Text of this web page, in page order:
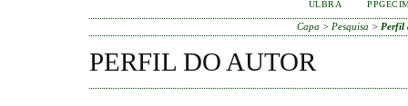
ULBRA
Capa > Pesquisa > Perfil
PERFIL DO AUTOR